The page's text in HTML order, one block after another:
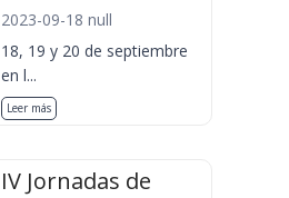
2023-09-18 null
18, 19 y 20 de septiembre
en l...
Leer más
IV Jornadas de